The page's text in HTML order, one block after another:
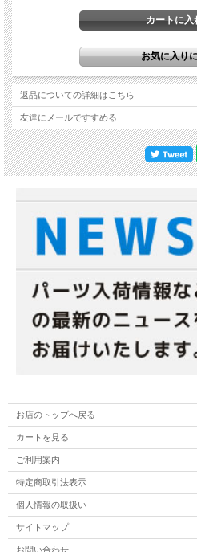
返品についての詳細はこちら
友達にメールですすめる
お店のトップへ戻る
カートを見る
ご利用案内
特定商取引法表示
個人情報の取扱い
サイトマップ
お問い合わせ